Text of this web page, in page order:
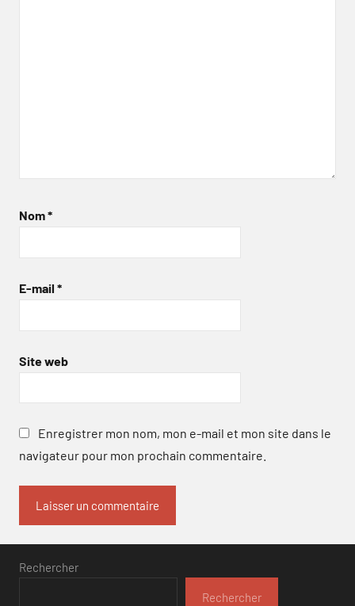
Nom*
E-mail *
Site web
Enregistrer mon nom, mon e-mail et mon site dans le
navigateur pour mon prochain commentaire.
Rechercher
Rechercher